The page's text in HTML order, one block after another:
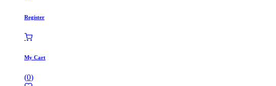
Register
My Cart
(0)